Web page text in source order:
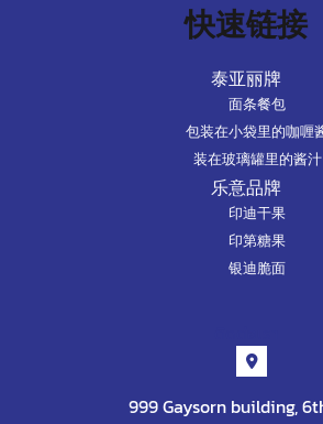
快速链接
泰亚丽牌
面条餐包
包装在小袋里的咖喱
装在玻璃罐里的酱汁
乐意品牌
印迪干果
印第糖果
银迪脆面
999 Gaysorn building,